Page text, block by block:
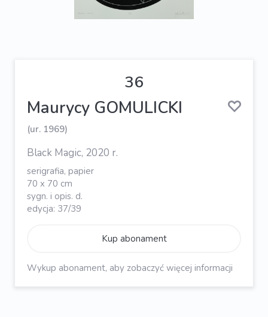
36
Maurycy GOMULICKI
(ur. 1969)
Black Magic, 2020 r.
serigrafia, papier
70 x 70 cm
sygn. i opis. d.
edycja: 37/39
Kup abonament
Wykup abonament, aby zobaczyć więcej informacji